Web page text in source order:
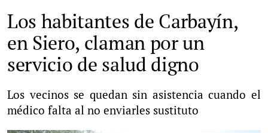
Los habitantes de Carbayín,
en Siero, claman por un
servicio de salud digno
Los vecinos se quedan sin asistencia cuando el
médico falta al no enviarles sustituto